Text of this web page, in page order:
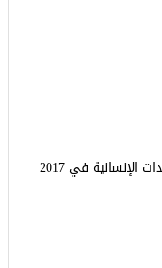
الإنسانية في 2017